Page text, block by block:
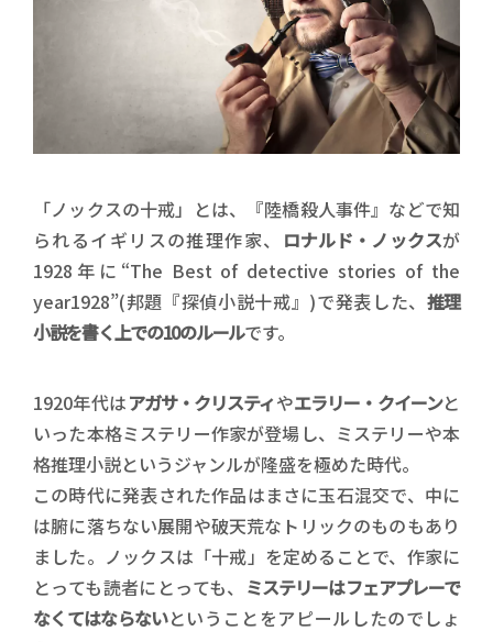
「ノックスの十戒」とは、『陸橋殺人事件』などで知
られるイギリスの推理作家、 ロナルド・ノックスが
1928年に“The Best of detective stories of the
year1928”(邦題『探偵小説十戒』)で発表した、 推理
小説を書く上での10のルールです。
1920年代はアガサ・クリスティやエラリー・クイーンと
いった本格ミステリー作家が登場し、ミステリーや本
格推理小説というジャンルが隆盛を極めた時代。
この時代に発表された作品はまさに玉石混交で、中に
は腑に落ちない展開や破天荒なトリックのものもあり
ました。ノックスは「十戒」を定めることで、作家に
とっても読者にとっても、 ミステリーはフェアプレーで
なくてはならないということをアピールしたのでしょ